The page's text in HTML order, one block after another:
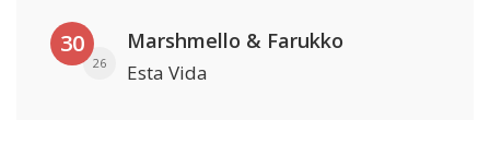
30
26
Marshmello & Farukko
Esta Vida